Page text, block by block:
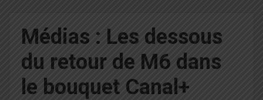
Médias : Les dessous
du retour de M6 dans
le bouquet Canal+